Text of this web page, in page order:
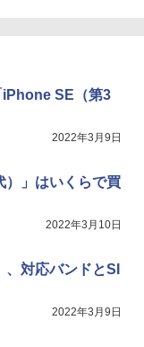
iPhone SE（第3
2022年3月9日
）」はいくらで買
2022年3月10日
対応バンドとSI
2022年3月9日